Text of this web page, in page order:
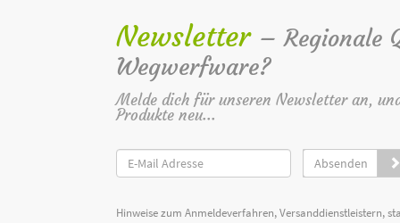
Newsletter – Regionale
Wegwerfware?
Melde dich für unseren Newsletter an,
Produkte neu...
Absenden
Hinweise zum Anmeldeverfahren, Versanddienstleistern,